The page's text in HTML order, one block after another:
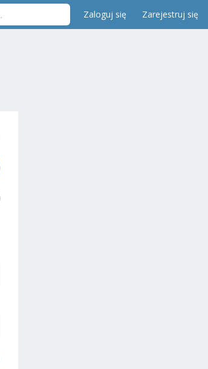
Zaloguj się Zarejestruj się